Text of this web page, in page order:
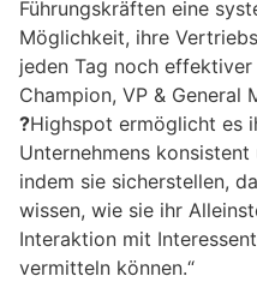
Führungskräften eine
Möglichkeit, ihre
jeden Tag noch effektiver
Champion, VP & General
?Highspot ermöglicht es
Unternehmens
indem sie sicherstellen,
wissen, wie sie ihr
Interaktion mit
vermitteln können.“